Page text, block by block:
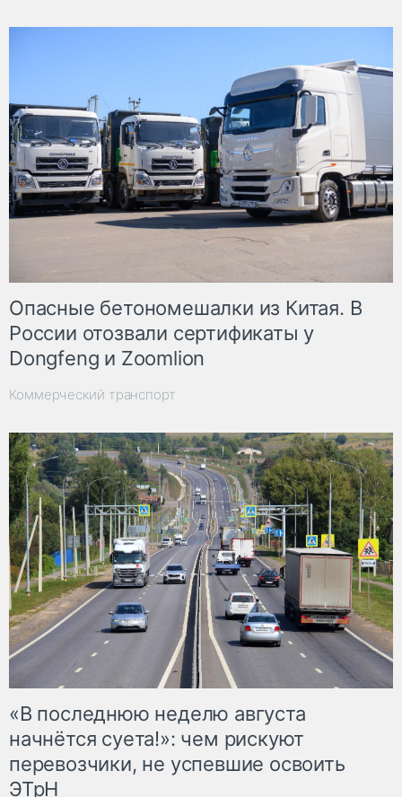
Опасные бетономешалки из Китая. В
России отозвали сертификаты у
Dongfeng и Zoomlion
Коммерческий транспорт
«В последнюю неделю августа
начнётся суета!»: чем рискуют
перевозчики, не успевшие освоить
ЭТрН